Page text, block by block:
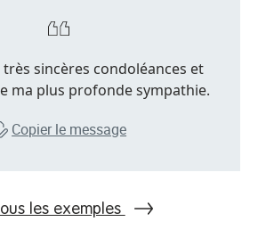
très sincères condoléances et
ma plus profonde sympathie.
Copier le message
les exemples